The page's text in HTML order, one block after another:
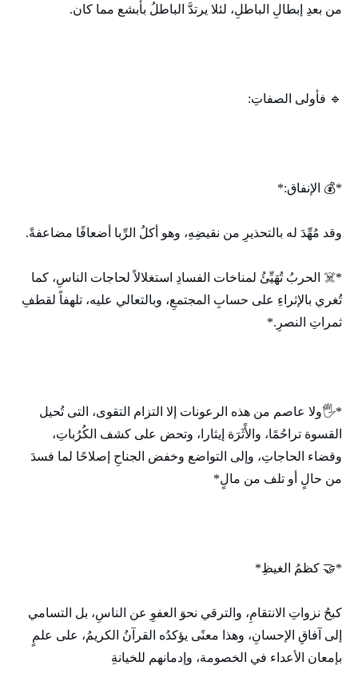
من بعدِ إبطالِ الباطلِ، لئلا يرتدَّ الباطلُ بأبشع مما كان.
🔹 فأولى الصفاتِ:
*💰 الإنفاق:*
وقد مُهِّدَ له بالتحذيرِ من نقيضِهِ، وهو أكلُ الرِّبا أضعافًا مضاعفةً.
*☠️ الحربُ تُهَيِّئُ لمناخات الفسادِ استغلالاً لحاجات الناسِ، كما
تُغري بالإثراءِ على حسابِ المجتمعِ، وبالتعالي عليه، تلهفاً لقطفِ
ثمراتِ النصرِ.*
*🖐️ولا عاصم من هذه الرعونات إلا التزام التقوى، التى تُحيل
القسوة تراحُمًا، والأًثَرَة إيثارا، وتحض على كشف الكُرُباتِ،
وقضاء الحاجاتِ، وإلى التواضع وخفض الجناحِ إصلاحًا لما فسدَ
من حالٍ أو تلف من مالٍ*
*🤝 كظمُ الغيظِ*
كبحُ نزواتِ الانتقامِ، والترقي نحوَ العفوِ عن الناسِ، بل التسامي
إلى آفاقِ الإحسانِ، وهذا معنًى يؤكدُه القرآنُ الكريمُ، على علمٍ
بإمعان الأعداء في الخصومة، وإدمانهم للخيانةِ